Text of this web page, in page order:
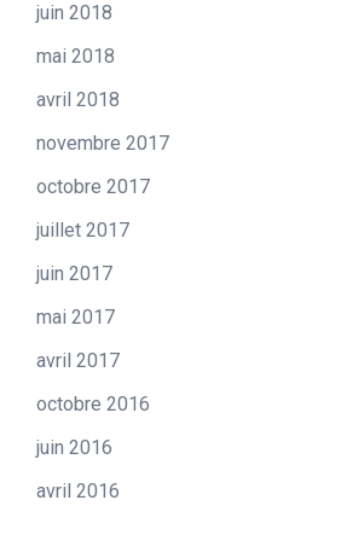
juin 2018
mai 2018
avril 2018
novembre 2017
octobre 2017
juillet 2017
juin 2017
mai 2017
avril 2017
octobre 2016
juin 2016
avril 2016